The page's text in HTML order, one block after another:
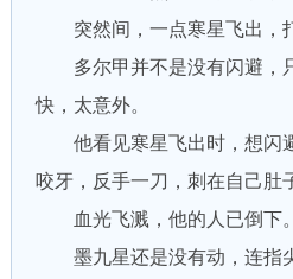
突然间，一点寒星飞出，打
多尔甲并不是没有闪避，
快，太意外。
他看见寒星飞出时，想闪
咬牙，反手一刀，刺在自己肚
血光飞溅，他的人已倒下。
墨九星还是没有动，连指